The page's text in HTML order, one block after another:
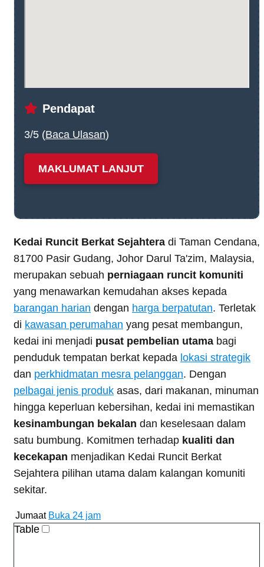
Pendapat
3/5 (Baca Ulasan)
MAKLUMAT LANJUT
Kedai Runcit Berkat Sejahtera di Taman Cendana,
81700 Pasir Gudang, Johor Darul Ta'zim, Malaysia,
merupakan sebuah perniagaan runcit komuniti
yang menawarkan kemudahan akses kepada
barangan harian dengan harga berpatutan. Terletak
di kawasan perumahan yang pesat membangun,
kedai ini menjadi pusat pembelian utama bagi
penduduk tempatan berkat kepada lokasi strategik
dan perkhidmatan mesra pelanggan. Dengan
pelbagai jenis produk asas, dari makanan, minuman
hingga keperluan kebersihan, kedai ini memastikan
kesinambungan bekalan dan keselesaan dalam
satu bumbung. Komitmen terhadap kualiti dan
kecekapan menjadikan Kedai Runcit Berkat
Sejahtera pilihan utama dalam kalangan komuniti
sekitar.
Jumaat Buka 24 jam
Table